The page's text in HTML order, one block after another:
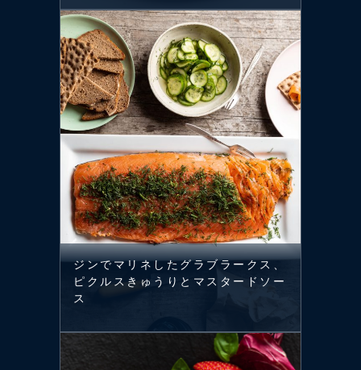
ジンでマリネしたグラブラークス、
ピクルスきゅうりとマスタードソー
ス